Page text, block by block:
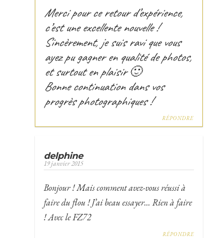
Merci pour ce retour d’expérience,
c’est une excellente nouvelle !
Sincèrement, je suis ravi que vous
ayez pu gagner en qualité de photos,
et surtout en plaisir 🙂
Bonne continuation dans vos
progrès photographiques !
RÉPONDRE
delphine
19 janvier 2015
Bonjour ! Mais comment avez-vous réussi à
faire du flou ! J’ai beau essayer… Rien à faire
! Avec le FZ72
RÉPONDRE